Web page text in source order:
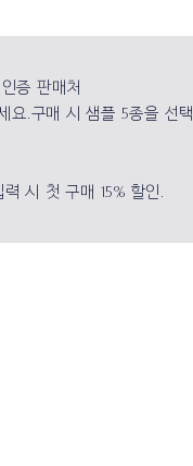
증 판매처
요.구매 시 샘플 5종을 선택
시 첫 구매 15% 할인.